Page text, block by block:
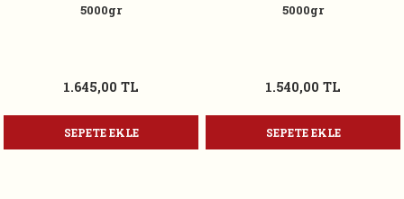
5000gr
1.645,00 TL
SEPETE EKLE
5000gr
1.540,00 TL
SEPETE EKLE